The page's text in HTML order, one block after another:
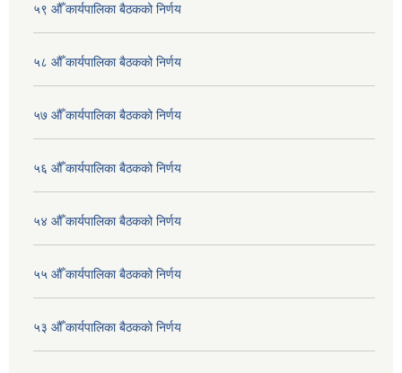
५९ औँ कार्यपालिका बैठकको निर्णय
५८ औँ कार्यपालिका बैठकको निर्णय
५७ औँ कार्यपालिका बैठकको निर्णय
५६ औँ कार्यपालिका बैठकको निर्णय
५४ औँ कार्यपालिका बैठकको निर्णय
५५ औँ कार्यपालिका बैठकको निर्णय
५३ औँ कार्यपालिका बैठकको निर्णय